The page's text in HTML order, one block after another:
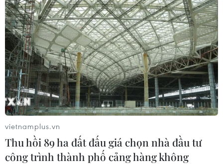
vietnamplus.vn
Thu hồi 89 ha đất đấu giá chọn nhà đầu tư
công trình thành phố cảng hàng không